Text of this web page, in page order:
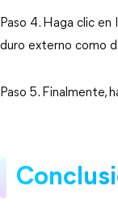
Paso 4. Haga clic
duro externo como
Paso 5. Finalmente,